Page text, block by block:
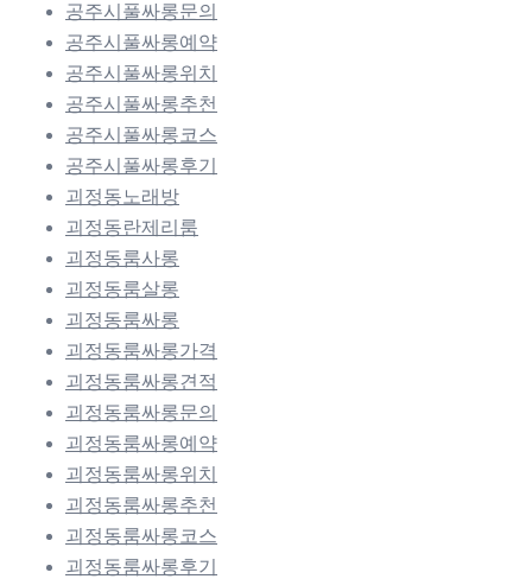
공주시풀싸롱문의
공주시풀싸롱예약
공주시풀싸롱위치
공주시풀싸롱추천
공주시풀싸롱코스
공주시풀싸롱후기
괴정동노래방
괴정동란제리룸
괴정동룸사롱
괴정동룸살롱
괴정동룸싸롱
괴정동룸싸롱가격
괴정동룸싸롱견적
괴정동룸싸롱문의
괴정동룸싸롱예약
괴정동룸싸롱위치
괴정동룸싸롱추천
괴정동룸싸롱코스
괴정동룸싸롱후기